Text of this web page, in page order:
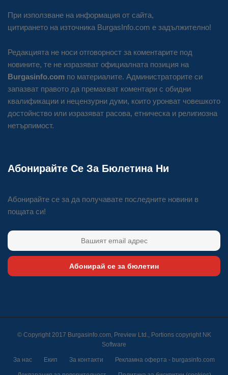
При използване на информация от сайта,
цитирането на източника BurgasInfo.com е задължително!
Редакцията не носи отговорност за коментарите под
новините, те не изразяват официалната позиция на
Burgasinfo.com по материалите. Администраторите си
запазват правото да премахват коментари с обидни
квалификации и нецензурни думи, които уронват човешкото
достойнство или изразяват расова, етническа и религиозна
нетърпимост.
Абонирайте Се За Бюлетина Ни
Абонирайте се за да получавате последните новини в
пощата си!
Абонирай се за бюлетин
© Copyright 2017 Burgasinfo.com, Preview Ltd., Portions copyright NK
Software
За нас Екип За контакти Рекламна оферта - burgasinfo.com